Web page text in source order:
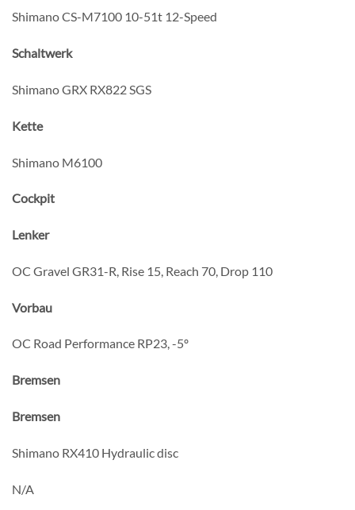
Shimano CS-M7100 10-51t 12-Speed
Schaltwerk
Shimano GRX RX822 SGS
Kette
Shimano M6100
Cockpit
Lenker
OC Gravel GR31-R, Rise 15, Reach 70, Drop 110
Vorbau
OC Road Performance RP23, -5º
Bremsen
Bremsen
Shimano RX410 Hydraulic disc
N/A